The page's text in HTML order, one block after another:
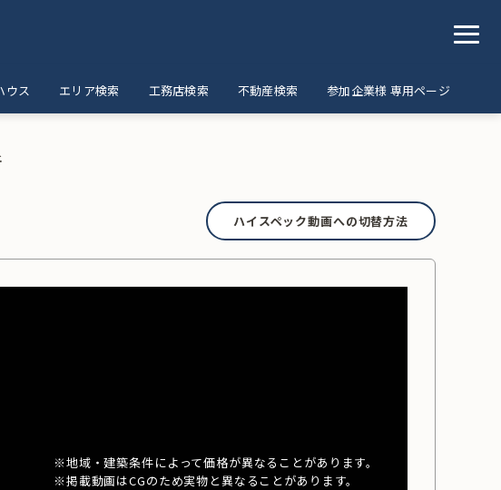
ウス エリア検索 工務店検索 不動産検索 参加企業様 専用ページ
ハイスペック動画への切替方法
※地域・建築条件によって価格が異なることがあります。
※掲載動画はCGのため実物と異なることがあります。